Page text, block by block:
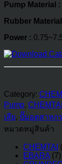
Pump Material :
Rubber
Power :
Category:
Pump, CHEMTAI
เสีย, ปั๊มอุตสาหก
หมวดหมู่สินค้า
CHEMTAI
EBARA (7)